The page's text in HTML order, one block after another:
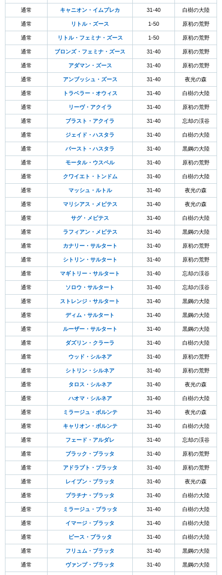
通常 キャニオン・イムプレカ 31-40 白樹の大陸
通常 リトル・ズース 1-50 原初の荒野
通常 リトル・フェミナ・ズース 1-50 原初の荒野
通常 ブロンズ・フェミナ・ズース 31-40 原初の荒野
通常 アダマン・ズース 31-40 原初の荒野
通常 アンブッシュ・ズース 31-40 夜光の森
通常 トラベラー・オウィス 31-40 白樹の大陸
通常 リーヴ・アクイラ 31-40 原初の荒野
通常 ブラスト・アクイラ 31-40 忘却の渓谷
通常 ジェイド・ハスタラ 31-40 白樹の大陸
通常 バースト・ハスタラ 31-40 黒鋼の大陸
通常 モータル・ウスペル 31-40 原初の荒野
通常 クワイエト・トンドム 31-40 白樹の大陸
通常 マッシュ・ルトル 31-40 夜光の森
通常 マリシアス・メピテス 31-40 夜光の森
通常 サグ・メピテス 31-40 白樹の大陸
通常 ラフィアン・メピテス 31-40 黒鋼の大陸
通常 カナリー・サルタート 31-40 原初の荒野
通常 シトリン・サルタート 31-40 原初の荒野
通常 マギトリー・サルタート 31-40 忘却の渓谷
通常 ソロウ・サルタート 31-40 忘却の渓谷
通常 ストレンジ・サルタート 31-40 黒鋼の大陸
通常 ディム・サルタート 31-40 黒鋼の大陸
通常 ルーザー・サルタート 31-40 黒鋼の大陸
通常 ダズリン・クラーラ 31-40 白樹の大陸
通常 ウッド・シルネア 31-40 原初の荒野
通常 シトリン・シルネア 31-40 原初の荒野
通常 タロス・シルネア 31-40 夜光の森
通常 ハオマ・シルネア 31-40 白樹の大陸
通常 ミラージュ・ボルンテ 31-40 夜光の森
通常 キャリオン・ボルンテ 31-40 白樹の大陸
通常 フェード・アルダレ 31-40 忘却の渓谷
通常 ブラック・ブラッタ 31-40 原初の荒野
通常 アドラプト・ブラッタ 31-40 原初の荒野
通常 レイブン・ブラッタ 31-40 夜光の森
通常 プラチナ・ブラッタ 31-40 白樹の大陸
通常 ミラージュ・ブラッタ 31-40 白樹の大陸
通常 イマージ・ブラッタ 31-40 白樹の大陸
通常 ピース・ブラッタ 31-40 白樹の大陸
通常 フリュム・ブラッタ 31-40 黒鋼の大陸
通常 ヴァンプ・ブラッタ 31-40 黒鋼の大陸